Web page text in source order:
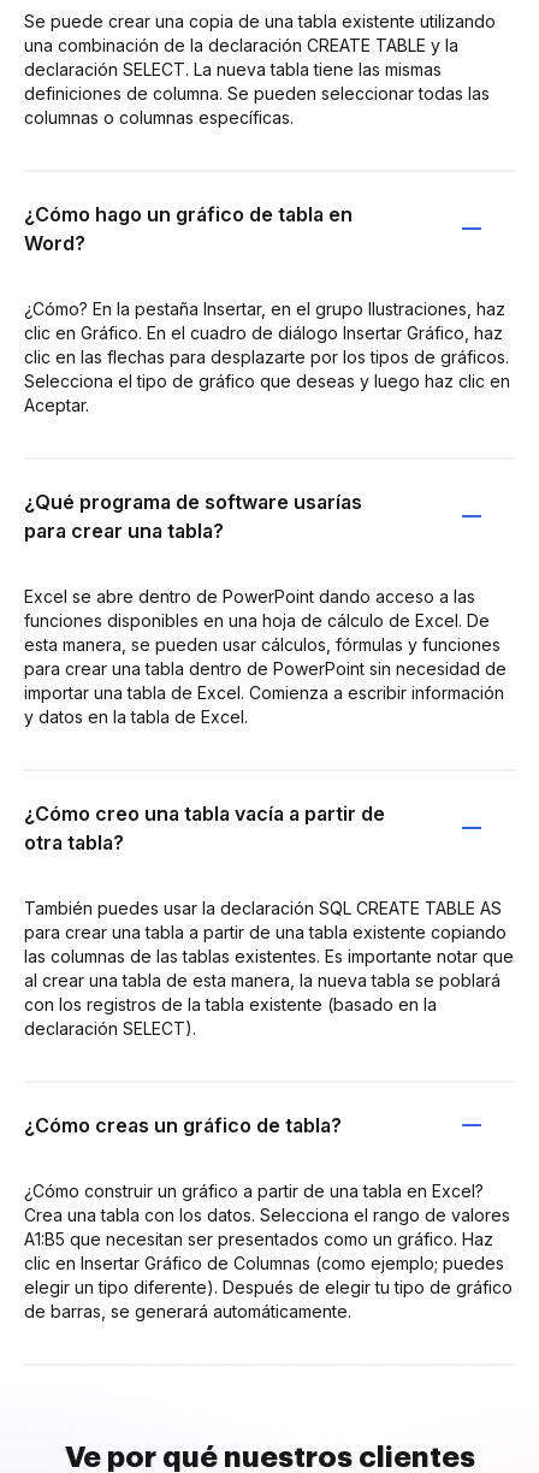
Se puede crear una copia de una tabla existente utilizando
una combinación de la declaración CREATE TABLE y la
declaración SELECT. La nueva tabla tiene las mismas
definiciones de columna. Se pueden seleccionar todas las
columnas o columnas específicas.
¿Cómo hago un gráfico de tabla en
Word?
¿Cómo? En la pestaña Insertar, en el grupo Ilustraciones, haz
clic en Gráfico. En el cuadro de diálogo Insertar Gráfico, haz
clic en las flechas para desplazarte por los tipos de gráficos.
Selecciona el tipo de gráfico que deseas y luego haz clic en
Aceptar.
¿Qué programa de software usarías
para crear una tabla?
Excel se abre dentro de PowerPoint dando acceso a las
funciones disponibles en una hoja de cálculo de Excel. De
esta manera, se pueden usar cálculos, fórmulas y funciones
para crear una tabla dentro de PowerPoint sin necesidad de
importar una tabla de Excel. Comienza a escribir información
y datos en la tabla de Excel.
¿Cómo creo una tabla vacía a partir de
otra tabla?
También puedes usar la declaración SQL CREATE TABLE AS
para crear una tabla a partir de una tabla existente copiando
las columnas de las tablas existentes. Es importante notar que
al crear una tabla de esta manera, la nueva tabla se poblará
con los registros de la tabla existente (basado en la
declaración SELECT).
¿Cómo creas un gráfico de tabla?
¿Cómo construir un gráfico a partir de una tabla en Excel?
Crea una tabla con los datos. Selecciona el rango de valores
A1:B5 que necesitan ser presentados como un gráfico. Haz
clic en Insertar Gráfico de Columnas (como ejemplo; puedes
elegir un tipo diferente). Después de elegir tu tipo de gráfico
de barras, se generará automáticamente.
Ve por qué nuestros clientes